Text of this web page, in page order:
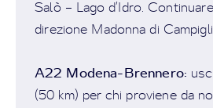
Salò – Lago d’Idro.
direzione Madonna di
A22 Modena-Brennero:
(50 km) per chi proviene da